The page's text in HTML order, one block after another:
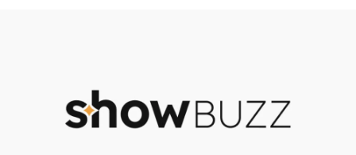
OMOGUĆI OBAVIJESTI